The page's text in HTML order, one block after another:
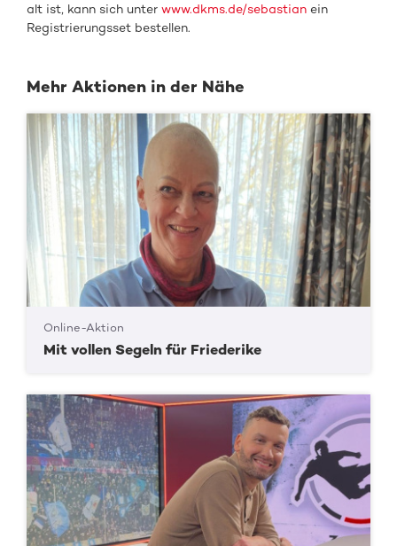
alt ist, kann sich unterwww.dkms.de/sebastian ein
Registrierungsset bestellen.
Mehr Aktionen in der Nähe
Online-Aktion
Mit vollen Segeln für Friederike